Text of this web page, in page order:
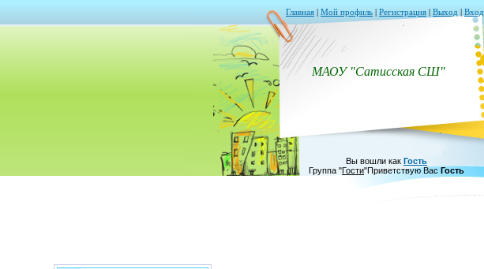
Главная Мой профиль Регистрация Выход Вход
МАОУ "Сатисская СШ"
Вы вошли как Гость
Группа "Гости"Приветствую Вас Гость